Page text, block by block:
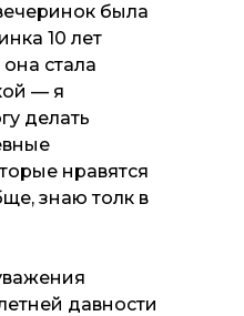
была
10 лет
стала
— я
делать
нравятся
знаю толк в
давности